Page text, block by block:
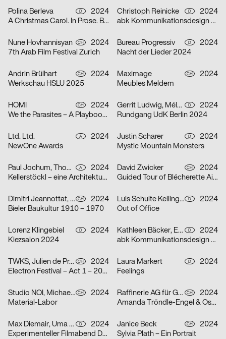
Polina Berleva D
2024
A Christmas Carol. In Prose. Being a Ghost Story of Christmas.
Christoph Reinicke D
2024
abk Kommunikationsdesign Workshops
Nune Hovhannisyan CH
2024
7th Arab Film Festival Zurich
Bureau Progressiv D
2024
Nacht der Lieder 2024
Andrin Brülhart CH
2024
Werkschau HSLU 2025
Maximage CH
2024
Meubles Meldem
HOMI CH
2024
We the Parasites – A Playbook to Complicity
Gerrit Ludwig, Mélan Rouillon D
2024
Rundgang UdK Berlin 2024
Ltd. Ltd. A
2024
NewOne Awards
Justin Scharer D
2024
Mystic Mountain Monsters
Paul Jochum, Thomas Sieberer A
2024
Kellerstöckl – eine Architekturtypologie im Südburgenland
David Zwicker CH
2024
Guided Tour of Blécherette Airport
Dimitri Jeannottat, Marjeta Morinc CH
2024
Bieler Baukultur 1910 – 1970
Luis Schulte Kellinghaus, Julius Geyer, Max Reichert D
2024
Out of Office
Lorenz Klingebiel D
2024
Kiezsalon 2024
Kathleen Bäcker, Emma Dreiucker, Julius Geyer, Max Reichert D
2024
abk Kommunikationsdesign Workshops
TWKS, Julien de Preux, Mathilde Veuthey CH
2024
Electron Festival – Act 1 – 2024
Laura Markert D
2024
Feelings
Studio NOI, Michael Lio CH
2024
Material-Labor
Raffinerie AG für Gestaltung CH
2024
Amanda Tröndle-Engel & Oskar Tröndle
Max Diemair, Uma Grotrian-Steinweg D
2024
Experimenteller Filmabend Dunst
Janice Beck CH
2024
Sylvia Plath – Ein Portrait